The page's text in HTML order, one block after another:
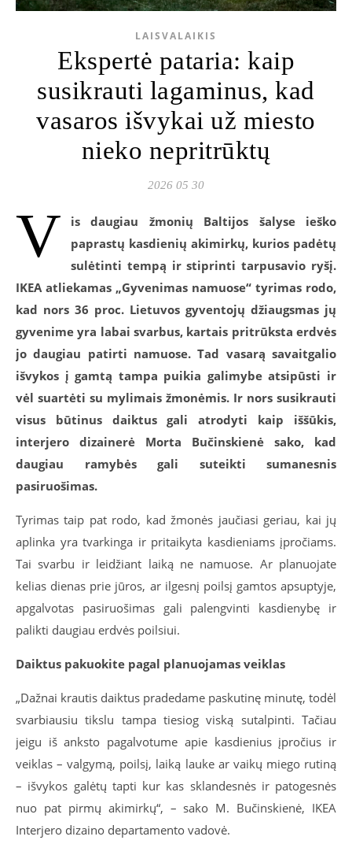
LAISVALAIKIS
Ekspertė pataria: kaip
susikrauti lagaminus, kad
vasaros išvykai už miesto
nieko nepritrūktų
2026 05 30
V
is daugiau žmonių Baltijos šalyse ieško
paprastų kasdienių akimirkų, kurios padėtų
sulėtinti tempą ir stiprinti tarpusavio ryšį.
IKEA atliekamas „Gyvenimas namuose“ tyrimas rodo,
kad nors 36 proc. Lietuvos gyventojų džiaugsmas jų
gyvenime yra labai svarbus, kartais pritrūksta erdvės
jo daugiau patirti namuose. Tad vasarą savaitgalio
išvykos į gamtą tampa puikia galimybe atsipūsti ir
vėl suartėti su mylimais žmonėmis. Ir nors susikrauti
visus būtinus daiktus gali atrodyti kaip iššūkis,
interjero dizainerė Morta Bučinskienė sako, kad
daugiau ramybės gali suteikti sumanesnis
pasiruošimas.
Tyrimas taip pat rodo, kad žmonės jaučiasi geriau, kai jų
aplinka yra tvarkinga ir pritaikyta kasdieniams įpročiams.
Tai svarbu ir leidžiant laiką ne namuose. Ar planuojate
kelias dienas prie jūros, ar ilgesnį poilsį gamtos apsuptyje,
apgalvotas pasiruošimas gali palengvinti kasdienybę ir
palikti daugiau erdvės poilsiui.
Daiktus pakuokite pagal planuojamas veiklas
„Dažnai krautis daiktus pradedame paskutinę minutę, todėl
svarbiausiu tikslu tampa tiesiog viską sutalpinti. Tačiau
jeigu iš anksto pagalvotume apie kasdienius įpročius ir
veiklas – valgymą, poilsį, laiką lauke ar vaikų miego rutiną
– išvykos galėtų tapti kur kas sklandesnės ir patogesnės
nuo pat pirmų akimirkų“, – sako M. Bučinskienė, IKEA
Interjero dizaino departamento vadovė.